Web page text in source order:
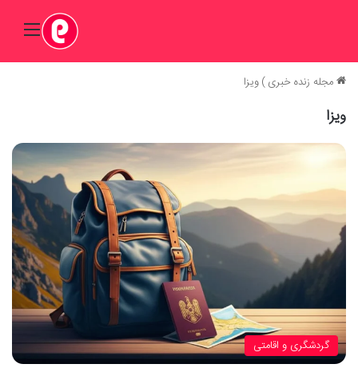
مجله زنده خبری)ویزا
ویزا
گردشگری و اقامتی